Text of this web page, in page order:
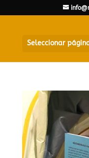
Seleccionar